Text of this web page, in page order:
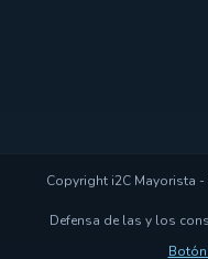
Copyright i2C Mayorista
Defensa de las y los